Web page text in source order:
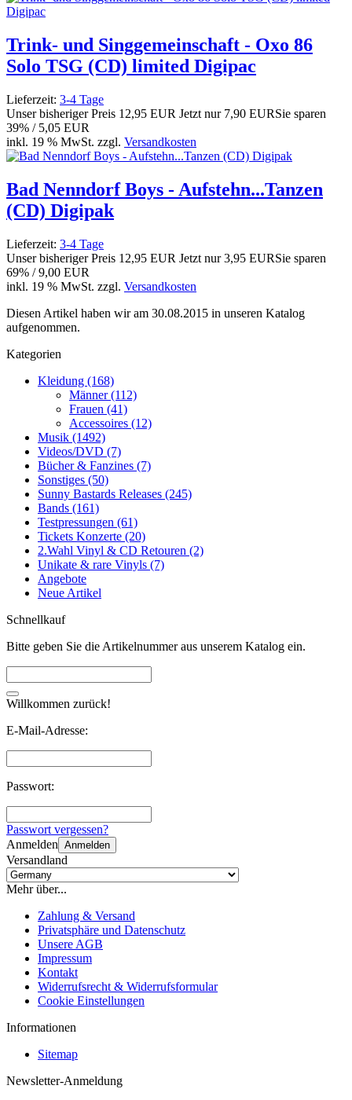
Trink- und Singgemeinschaft - Oxo 86
Solo TSG (CD) limited Digipac
Lieferzeit: 3-4 Tage
Unser bisheriger Preis 12,95 EUR Jetzt nur 7,90 EURSie sparen
39% / 5,05 EUR
inkl. 19 % MwSt. zzgl. Versandkosten
Bad Nenndorf Boys - Aufstehn...Tanzen
(CD) Digipak
Lieferzeit: 3-4 Tage
Unser bisheriger Preis 12,95 EUR Jetzt nur3,95 EURSie sparen
69% / 9,00 EUR
inkl. 19 % MwSt. zzgl. Versandkosten
Diesen Artikel haben wir am 30.08.2015 in unseren Katalog
aufgenommen.
Kategorien
Kleidung (168)
Männer (112)
Frauen (41)
Accessoires (12)
Musik (1492)
Videos/DVD (7)
Bücher & Fanzines (7)
Sonstiges (50)
Sunny Bastards Releases (245)
Bands (161)
Testpressungen (61)
Tickets Konzerte (20)
2.Wahl Vinyl & CD Retouren (2)
Unikate & rare Vinyls (7)
Angebote
Neue Artikel
Schnellkauf
Bitte geben Sie die Artikelnummer aus unserem Katalog ein.
Willkommen zurück!
E-Mail-Adresse:
Passwort:
Passwort vergessen?
Anmelden Anmelden
Versandland
Mehr über...
Zahlung & Versand
Privatsphäre und Datenschutz
Unsere AGB
Impressum
Kontakt
Widerrufsrecht & Widerrufsformular
Cookie Einstellungen
Informationen
Sitemap
Newsletter-Anmeldung